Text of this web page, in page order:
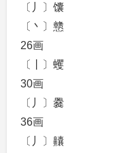
〔丿〕馕
〔丶〕戆
26画
〔丨〕蠼
30画
〔丿〕爨
36画
〔丿〕齉